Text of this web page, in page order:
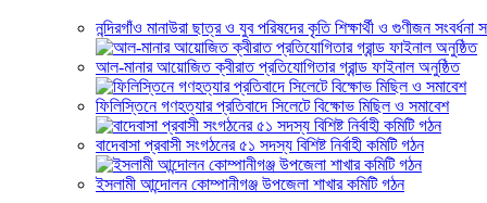
নন্দিরগাঁও মানাউরা ছাত্র ও যুব পরিষদের কৃতি শিক্ষার্থী ও গুণীজন সংবর্ধনা
আল-মানার আয়োজিত ক্বীরাত প্রতিযোগিতার গ্রান্ড ফাইনাল অনুষ্ঠিত
ফিলিস্তিনে গণহত্যার প্রতিবাদে সিলেটে বিক্ষোভ মিছিল ও সমাবেশ
বাদেবাসা প্রবাসী সংগঠনের ৫১ সদস্য বিশিষ্ট নির্বাহী কমিটি গঠন
ইসলামী আন্দোলন কোম্পানীগঞ্জ উপজেলা শাখার কমিটি গঠন